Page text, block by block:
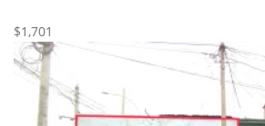
$1,701